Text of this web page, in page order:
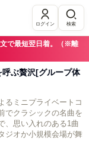
ログイン 検索
文で最短翌日着。（※離
ぶ贅沢[グループ体
るミニプライベートコ
でクラシックの名曲を
、思い入れのある1曲
ジオか小規模会場が舞